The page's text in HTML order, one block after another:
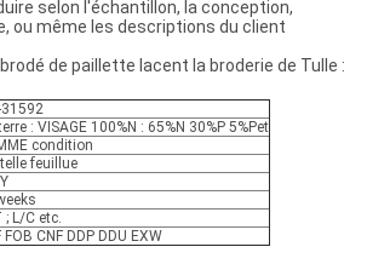
selon l'échantillon, la conception,
ou même les descriptions du client
de paillette lacent la broderie de Tulle :
31592
: VISAGE 100%N : 65%N 30%P 5%Pet
condition
feuillue
L/C etc.
FOB CNF DDP DDU EXW